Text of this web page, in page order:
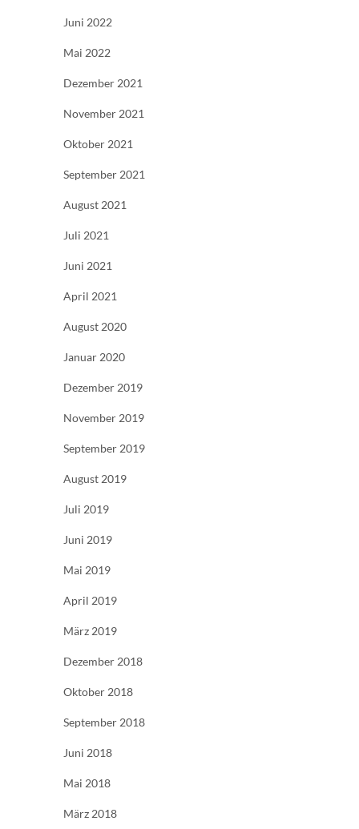
Juni 2022
Mai 2022
Dezember 2021
November 2021
Oktober 2021
September 2021
August 2021
Juli 2021
Juni 2021
April 2021
August 2020
Januar 2020
Dezember 2019
November 2019
September 2019
August 2019
Juli 2019
Juni 2019
Mai 2019
April 2019
März 2019
Dezember 2018
Oktober 2018
September 2018
Juni 2018
Mai 2018
März 2018